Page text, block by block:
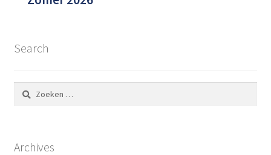
Search
Zoeken
naar:
Archives